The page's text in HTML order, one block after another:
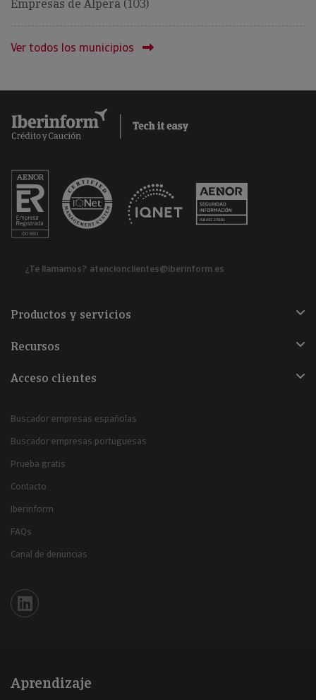
Empresas de Alpera (103)
Ver todos los municipios
¿Te llamamos? atencionclientes@iberinform.es
Productos y servicios
Recursos
Acceso clientes
Buscador empresas españolas
Buscador empresas portuguesas
Prueba gratis
Contacto
Iberinform
FAQs
Canal de denuncias
Iberinform en Linkedin
Aprendizaje